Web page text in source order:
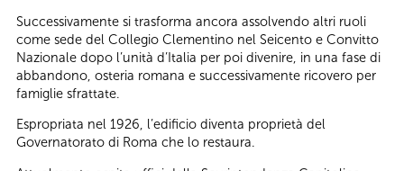
Successivamente si trasforma ancora assolvendo altri ruoli
come sede del Collegio Clementino nel Seicento e Convitto
Nazionale dopo l’unità d’Italia per poi divenire, in una fase di
abbandono, osteria romana e successivamente ricovero per
famiglie sfrattate.
Espropriata nel 1926, l’edificio diventa proprietà del
Governatorato di Roma che lo restaura.